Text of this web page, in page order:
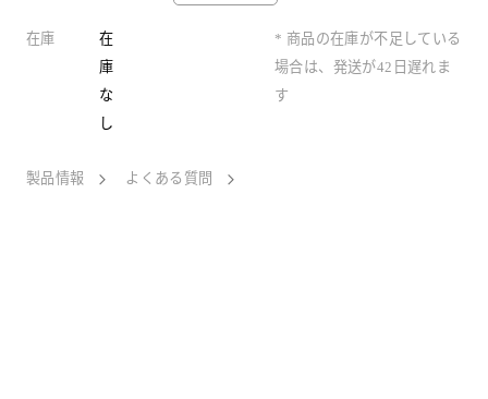
在庫
在
庫
な
し
* 商品の在庫が不足している
場合は、発送が42日遅れま
す
製品情報 よくある質問